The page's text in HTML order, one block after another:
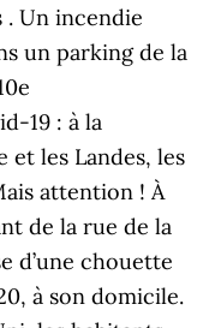
. Un incendie
un parking de la
19 : à la
et les Landes, les
attention ! À
de la rue de la
d’une chouette
à son domicile.